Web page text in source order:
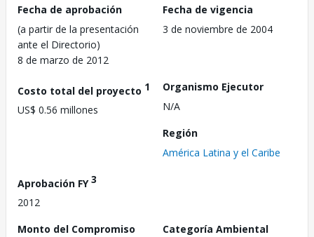
Fecha de aprobación
(a partir de la presentación
ante el Directorio)
8 de marzo de 2012
Fecha de vigencia
3 de noviembre de 2004
Costo total del proyecto 1
US$ 0.56 millones
Organismo Ejecutor
N/A
Región
América Latina y el Caribe
Aprobación FY3
2012
Monto del Compromiso
Categoría Ambiental